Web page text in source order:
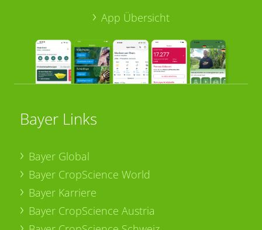
App Übersicht
Bayer Links
Bayer Global
Bayer CropScience World
Bayer Karriere
Bayer CropScience Austria